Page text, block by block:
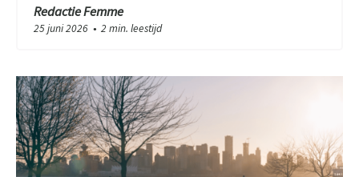
Redactie Femme
25 juni 2026 ● 2 min. leestijd